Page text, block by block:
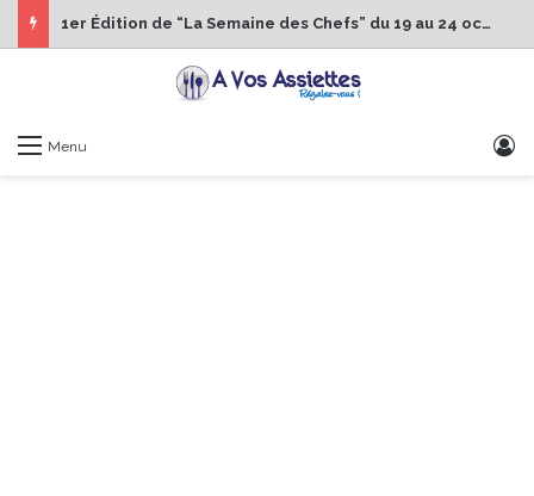
1er Édition de “La Semaine des Chefs” du 19 au 24 octobre 2026
Menu